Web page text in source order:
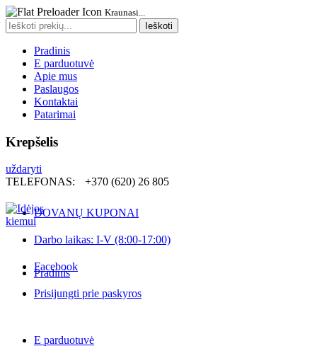
Kraunasi...
Search
for:
Ieškoti
Pradinis
E parduotuvė
Apie mus
Paslaugos
Kontaktai
Patarimai
Krepšelis
uždaryti
TELEFONAS:
+370 (620) 26 805
DOVANŲ KUPONAI
Darbo laikas: I-V (8:00-17:00)
Facebook
Prisijungti prie paskyros
Pradinis
E parduotuvė